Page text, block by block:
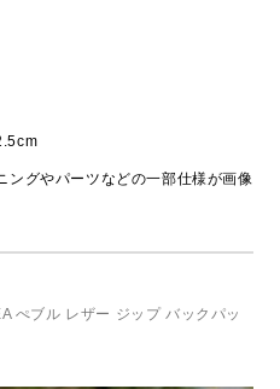
グやパーツなどの一部仕様が画像
ぺブル レザー ジップ バックパッ